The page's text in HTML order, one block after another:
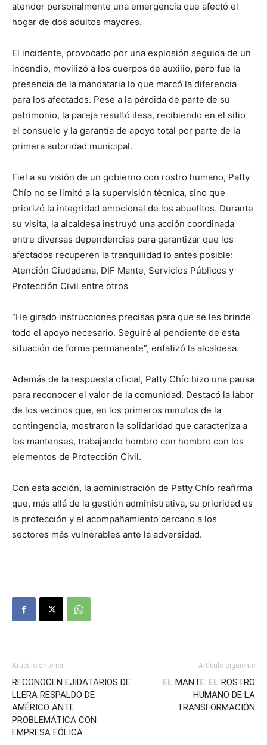
atender personalmente una emergencia que afectó el
hogar de dos adultos mayores.
El incidente, provocado por una explosión seguida de un
incendio, movilizó a los cuerpos de auxilio, pero fue la
presencia de la mandataria lo que marcó la diferencia
para los afectados. Pese a la pérdida de parte de su
patrimonio, la pareja resultó ilesa, recibiendo en el sitio
el consuelo y la garantía de apoyo total por parte de la
primera autoridad municipal.
Fiel a su visión de un gobierno con rostro humano, Patty
Chío no se limitó a la supervisión técnica, sino que
priorizó la integridad emocional de los abuelitos. Durante
su visita, la alcaldesa instruyó una acción coordinada
entre diversas dependencias para garantizar que los
afectados recuperen la tranquilidad lo antes posible:
Atención Ciudadana, DIF Mante, Servicios Públicos y
Protección Civil entre otros
“He girado instrucciones precisas para que se les brinde
todo el apoyo necesario. Seguiré al pendiente de esta
situación de forma permanente”, enfatizó la alcaldesa.
Además de la respuesta oficial, Patty Chío hizo una pausa
para reconocer el valor de la comunidad. Destacó la labor
de los vecinos que, en los primeros minutos de la
contingencia, mostraron la solidaridad que caracteriza a
los mantenses, trabajando hombro con hombro con los
elementos de Protección Civil.
Con esta acción, la administración de Patty Chío reafirma
que, más allá de la gestión administrativa, su prioridad es
la protección y el acompañamiento cercano a los
sectores más vulnerables ante la adversidad.
Artículo anterior
RECONOCEN EJIDATARIOS DE
LLERA RESPALDO DE
AMÉRICO ANTE
PROBLEMÁTICA CON
EMPRESA EÓLICA
Artículo siguiente
EL MANTE: EL ROSTRO
HUMANO DE LA
TRANSFORMACIÓN